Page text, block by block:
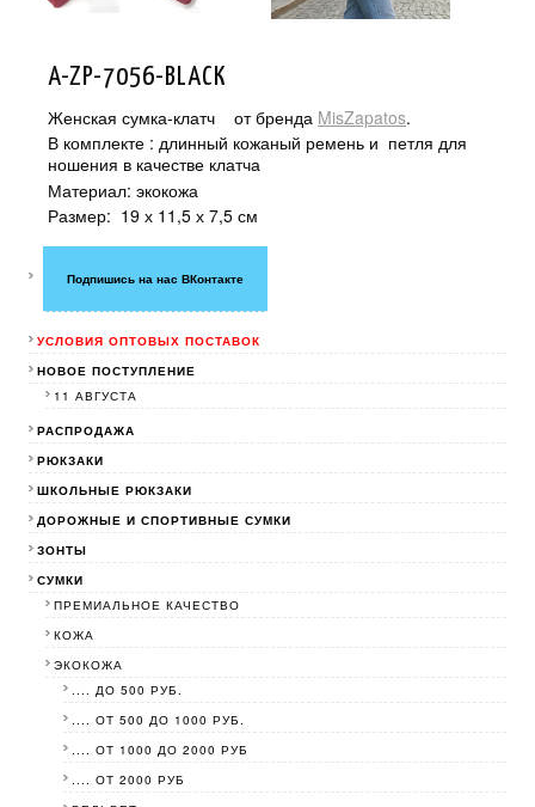
A-ZP-7056-BLACK
Женская сумка-клатч от бренда MisZapatos.
В комплекте : длинный кожаный ремень и петля для
ношения в качестве клатча
Материал: экокожа
Размер: 19 х 11,5 х 7,5 см
Подпишись на нас ВКонтакте
УСЛОВИЯ ОПТОВЫХ ПОСТАВОК
НОВОЕ ПОСТУПЛЕНИЕ
11 АВГУСТА
РАСПРОДАЖА
РЮКЗАКИ
ШКОЛЬНЫЕ РЮКЗАКИ
ДОРОЖНЫЕ И СПОРТИВНЫЕ СУМКИ
ЗОНТЫ
СУМКИ
ПРЕМИАЛЬНОЕ КАЧЕСТВО
КОЖА
ЭКОКОЖА
.... ДО 500 РУБ.
.... ОТ 500 ДО 1000 РУБ.
.... ОТ 1000 ДО 2000 РУБ
.... ОТ 2000 РУБ